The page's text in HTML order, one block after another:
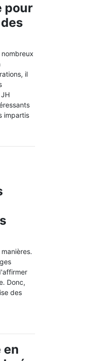
pour
il
impartis
Donc,
des
en